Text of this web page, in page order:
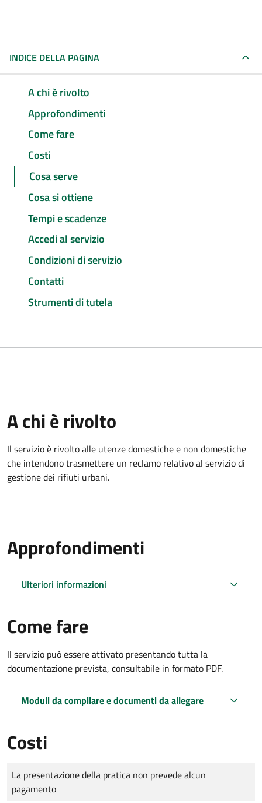
INDICE DELLA PAGINA
A chi è rivolto
Approfondimenti
Come fare
Costi
Cosa serve
Cosa si ottiene
Tempi e scadenze
Accedi al servizio
Condizioni di servizio
Contatti
Strumenti di tutela
A chi è rivolto
Il servizio è rivolto alle utenze domestiche e non domestiche
che intendono trasmettere un reclamo relativo al servizio di
gestione dei rifiuti urbani.
Approfondimenti
Ulteriori informazioni
Come fare
Il servizio può essere attivato presentando tutta la
documentazione prevista, consultabile in formato PDF.
Moduli da compilare e documenti da allegare
Costi
Tipo di pagamento
Importo
La presentazione della pratica non prevede alcun
pagamento